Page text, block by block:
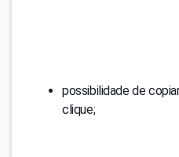
possibilidade de
clique;